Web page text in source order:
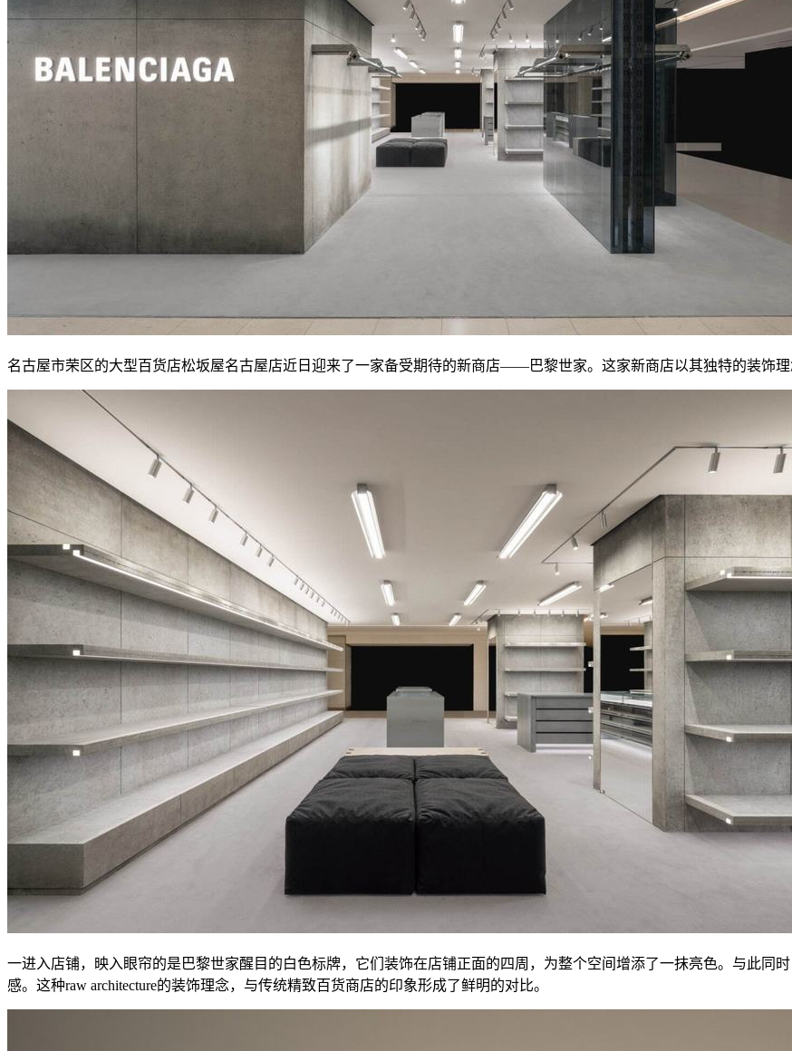
名古屋市荣区的大型百货店松坂屋名古屋店近日迎来了一家备受期待的新商店——巴黎世家。这家新商店以其独特的装饰理
一进入店铺，映入眼帘的是巴黎世家醒目的白色标牌，它们装饰在店铺正面的四周，为整个空间增添了一抹亮色。与此同
感。这种raw architecture的装饰理念，与传统精致百货商店的印象形成了鲜明的对比。